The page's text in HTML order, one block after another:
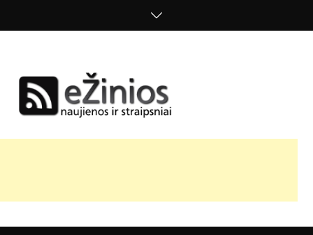
nuomonės